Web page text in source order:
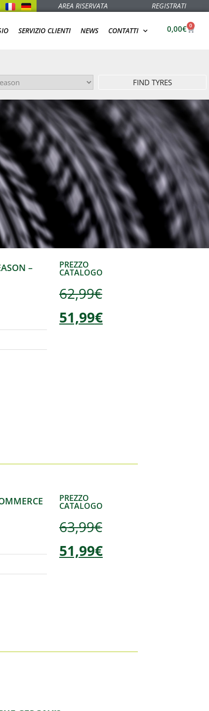
AREA RISERVATA REGISTRATI
SERVIZIO CLIENTI NEWS CONTATTI 0,00€ 0
FIND TYRES
– PREZZO
CATALOGO
62,99€
51,99€
PREZZO
CATALOGO
63,99€
51,99€